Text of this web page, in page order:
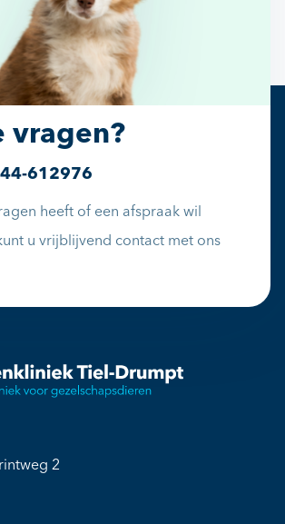
vragen?
612976
heeft of een afspraak wil
u vrijblijvend contact met ons
2